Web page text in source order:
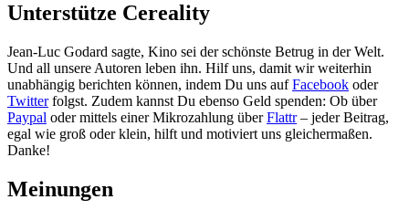
Unterstütze Cereality
Jean-Luc Godard sagte, Kino sei der schönste Betrug in der Welt.
Und all unsere Autoren leben ihn. Hilf uns, damit wir weiterhin
unabhängig berichten können, indem Du uns aufFacebook oder
Twitterfolgst. Zudem kannst Du ebenso Geld spenden: Ob über
Paypal oder mittels einer Mikrozahlung überFlattr– jeder Beitrag,
egal wie groß oder klein, hilft und motiviert uns gleichermaßen.
Danke!
Meinungen